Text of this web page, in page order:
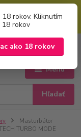
košíku zaškrtnutím
rokov. Kliknutím
18 rokov
ako 18 rokov
Menu
Hľadať
za
Masturbátor
TURBO MODE